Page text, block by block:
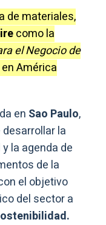
de materiales,
como la
el Negocio de
América
en Sao Paulo,
la
la agenda de
de la
el objetivo
del sector a